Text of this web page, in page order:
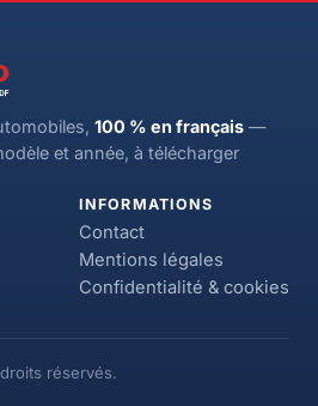
100 % en français —
et année, à télécharger
INFORMATIONS
Contact
Mentions légales
Confidentialité & cookies
réservés.